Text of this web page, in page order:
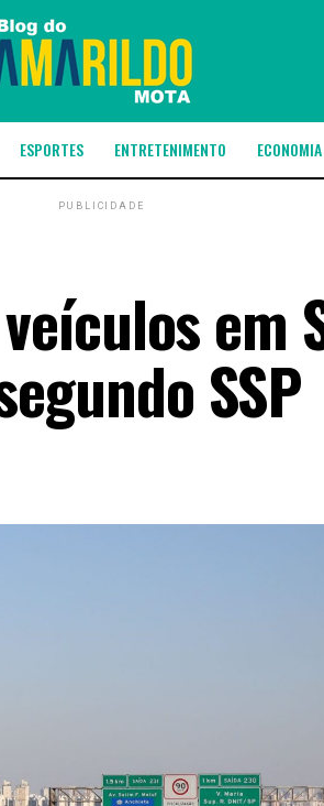
ESPORTES ENTRETENIMENTO ECONOMIA
PUBLICIDADE
em
SSP